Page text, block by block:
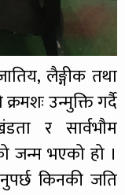
लैङ्गीक तथा
उन्मुक्ति गर्दै
र सार्वभौम
जन्म भएको हो ।
किनकी जति